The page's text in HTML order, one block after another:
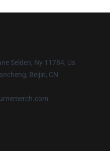
Selden, Ny 11784, Us
Beijin, CN